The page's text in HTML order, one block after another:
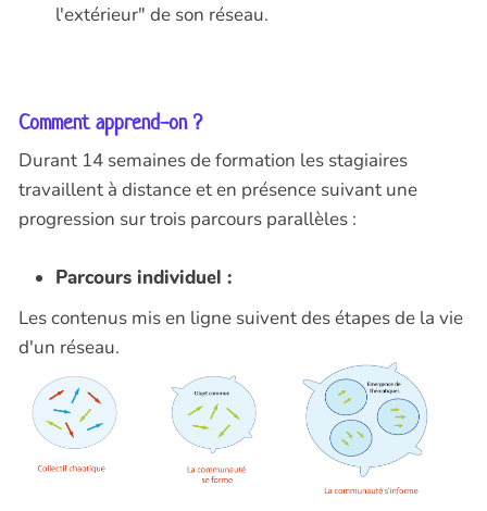
l'extérieur" de son réseau.
Comment apprend-on ?
Durant 14 semaines de formation les stagiaires
travaillent à distance et en présence suivant une
progression sur trois parcours parallèles :
Parcours individuel :
Les contenus mis en ligne suivent des étapes de la vie
d'un réseau.